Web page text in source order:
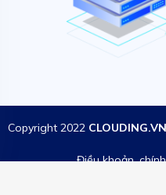
Copyright 2022 CLOUDING.VN
Điều khoản,